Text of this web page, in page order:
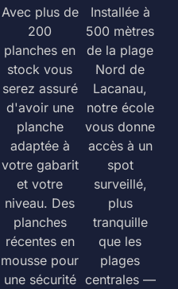
Avec plus de
200
planches en
stock vous
serez assuré
d'avoir une
planche
adaptée à
votre gabarit
et votre
niveau. Des
planches
récentes en
mousse pour
une sécurité
Installée à
500 mètres
de la plage
Nord de
Lacanau,
notre école
vous donne
accès à un
spot
surveillé,
plus
tranquille
que les
plages
centrales —